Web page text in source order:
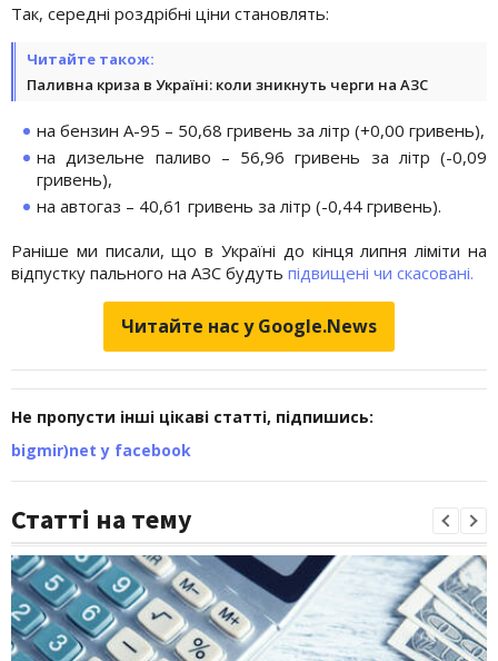
Так, середні роздрібні ціни становлять:
Читайте також:
Паливна криза в Україні: коли зникнуть черги на АЗС
на бензин А-95 – 50,68 гривень за літр (+0,00 гривень),
на дизельне паливо – 56,96 гривень за літр (-0,09
гривень),
на автогаз – 40,61 гривень за літр (-0,44 гривень).
Раніше ми писали, що в Україні до кінця липня ліміти на
відпустку пального на АЗС будуть підвищені чи скасовані.
Читайте нас у Google.News
Не пропусти інші цікаві статті, підпишись:
bigmir)net у facebook
Статті на тему